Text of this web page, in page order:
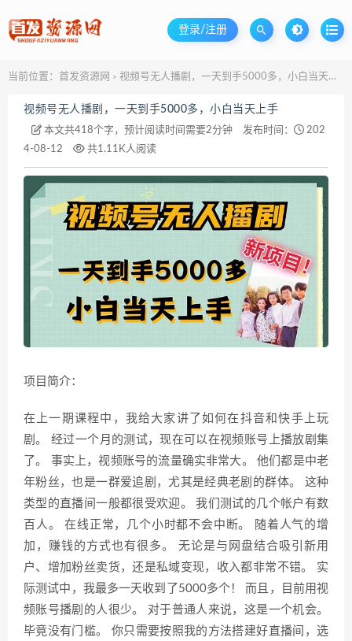
登录/注册
当前位置： 首发资源网 > 视频号无人播剧，一天到手5000多，小白当天上手
视频号无人播剧，一天到手5000多，小白当天上手
本文共418个字，预计阅读时间需要2分钟 发布时间：
202
4-08-12
共1.11K人阅读
项目简介：
在上一期课程中，我给大家讲了如何在抖音和快手上玩
剧。 经过一个月的测试，现在可以在视频账号上播放剧集
了。 事实上，视频账号的流量确实非常大。 他们都是中老
年粉丝，也是一群爱追剧，尤其是经典老剧的群体。 这种
类型的直播间一般都很受欢迎。 我们测试的几个帐户有数
百人。 在线正常，几个小时都不会中断。 随着人气的增
加，赚钱的方式也有很多。 无论是与网盘结合吸引新用
户、增加粉丝卖货，还是私域变现，收入都非常不错。 实
际测试中，我最多一天收到了5000多个！ 而且，目前用视
频账号播剧的人很少。 对于普通人来说，这是一个机会。
毕竟没有门槛。 你只需要按照我的方法搭建好直播间，选